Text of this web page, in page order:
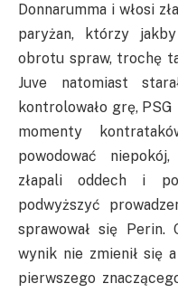
Donnarumma i włosi
paryżan, którzy
obrotu spraw, trochę
Juve natomiast
kontrolowało grę,
momenty
powodować
złapali oddech i
podwyższyć
sprawował się Perin.
wynik nie zmienił się
pierwszego